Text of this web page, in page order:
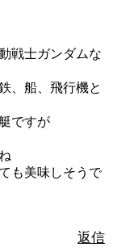
戦士ガンダムな
、船、飛行機と
ですが
も美味しそうで
返信